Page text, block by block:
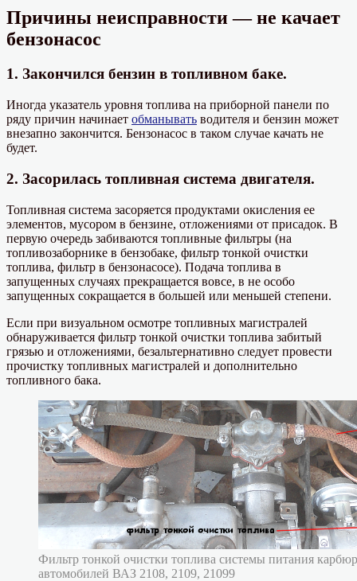
Причины неисправности — не качает
бензонасос
1. Закончился бензин в топливном баке.
Иногда указатель уровня топлива на приборной панели по
ряду причин начинает обманывать водителя и бензин может
внезапно закончится. Бензонасос в таком случае качать не
будет.
2. Засорилась топливная система двигателя.
Топливная система засоряется продуктами окисления ее
элементов, мусором в бензине, отложениями от присадок. В
первую очередь забиваются топливные фильтры (на
топливозаборнике в бензобаке, фильтр тонкой очистки
топлива, фильтр в бензонасосе). Подача топлива в
запущенных случаях прекращается вовсе, в не особо
запущенных сокращается в большей или меньшей степени.
Если при визуальном осмотре топливных магистралей
обнаруживается фильтр тонкой очистки топлива забитый
грязью и отложениями, безальтернативно следует провести
прочистку топливных магистралей и дополнительно
топливного бака.
Фильтр тонкой очистки топлива системы питания
автомобилей ВАЗ 2108, 2109, 21099